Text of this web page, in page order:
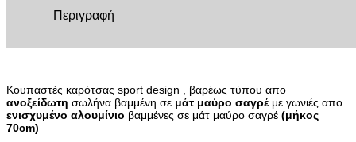
Περιγραφή
Κουπαστές καρότσας sport design , βαρέως τύπου απο
ανοξείδωτη σωλήνα βαμμένη σε μάτ μαύρο σαγρέμε γωνιές απο
ενισχυμένο αλουμίνιο βαμμένες σε μάτ μαύρο σαγρέ (μήκος
70cm)